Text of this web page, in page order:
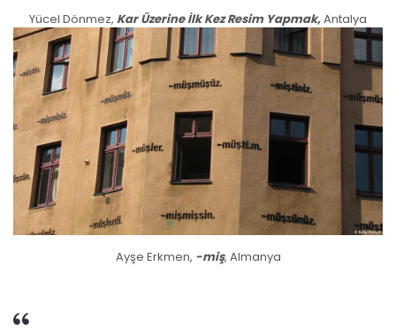
Yücel Dönmez, Kar Üzerine İlk Kez Resim Yapmak,Antalya
Ayşe Erkmen, -miş, Almanya